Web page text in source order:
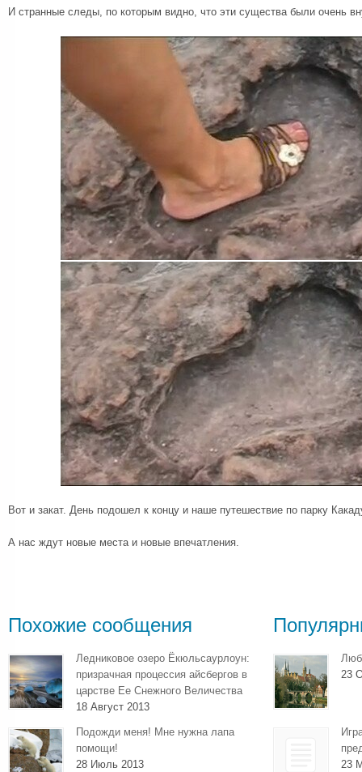
И странные следы, по которым видно, что эти существа были очень
Вот и закат. День подошел к концу и наше путешествие по парку
А нас ждут новые места и новые впечатления.
Похожие сообщения
Ледниковое озеро Ёкюльсаурлоун:
призрачная процессия айсбергов в
царстве Ее Снежного Величества
18 Август 2013
Подожди меня! Мне нужна лапа
помощи!
28 Июль 2013
23
23